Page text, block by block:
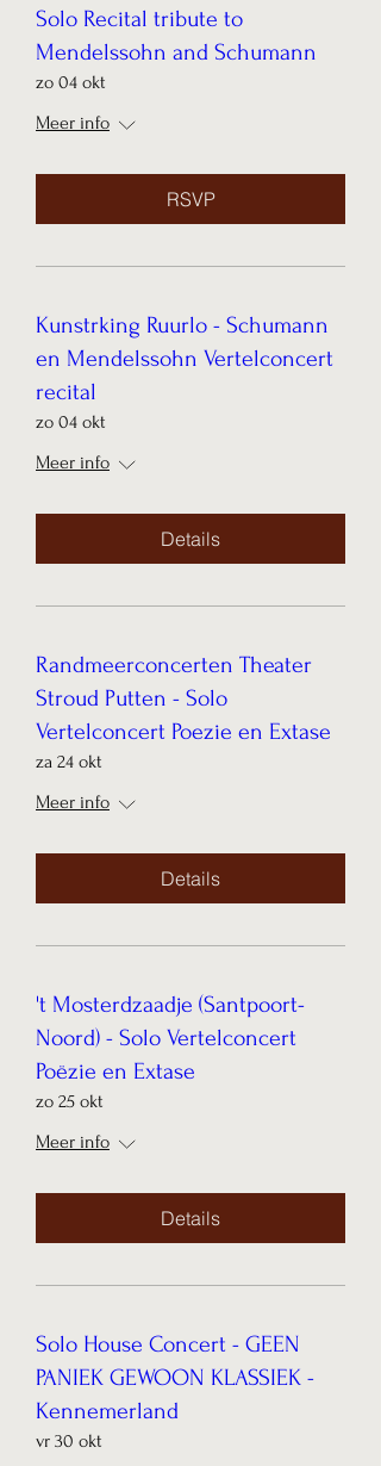
Solo Recital tribute to
Mendelssohn and Schumann
zo 04 okt
Meer info
RSVP
Kunstrking Ruurlo - Schumann
en Mendelssohn Vertelconcert
recital
zo 04 okt
Meer info
Details
Randmeerconcerten Theater
Stroud Putten - Solo
Vertelconcert Poezie en Extase
za 24 okt
Meer info
Details
't Mosterdzaadje (Santpoort-
Noord) - Solo Vertelconcert
Poëzie en Extase
zo 25 okt
Meer info
Details
Solo House Concert - GEEN
PANIEK GEWOON KLASSIEK -
Kennemerland
vr 30 okt